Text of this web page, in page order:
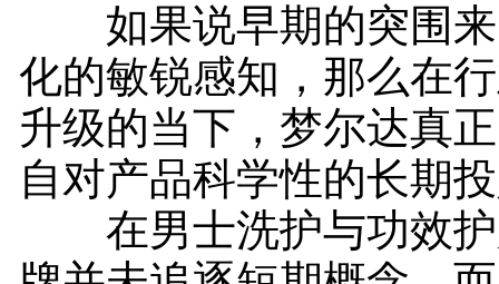
如果说早期的突围来
化的敏锐感知，那么在
升级的当下，梦尔达真
自对产品科学性的长期
在男士洗护与功效护